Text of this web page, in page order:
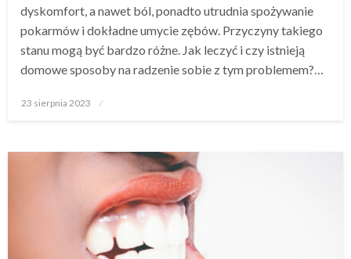
dyskomfort, a nawet ból, ponadto utrudnia spożywanie
pokarmów i dokładne umycie zębów. Przyczyny takiego
stanu mogą być bardzo różne. Jak leczyć i czy istnieją
domowe sposoby na radzenie sobie z tym problemem?…
Opublikowane
23 sierpnia 2023